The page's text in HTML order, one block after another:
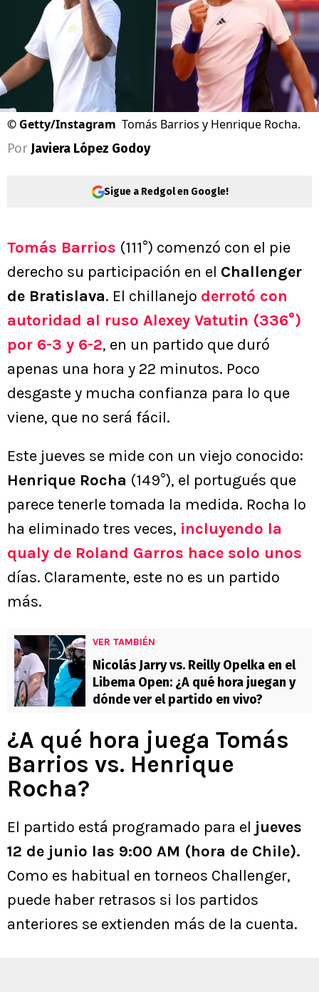
© Getty/Instagram Tomás Barrios y Henrique Rocha.
Por Javiera López Godoy
Sigue a Redgol en Google!
Tomás Barrios (111°) comenzó con el pie
derecho su participación en el Challenger
de Bratislava. El chillanejo derrotó con
autoridad al ruso Alexey Vatutin (336°)
por 6-3 y 6-2, en un partido que duró
apenas una hora y 22 minutos. Poco
desgaste y mucha confianza para lo que
viene, que no será fácil.
Este jueves se mide con un viejo conocido:
Henrique Rocha (149°), el portugués que
parece tenerle tomada la medida. Rocha lo
ha eliminado tres veces, incluyendo la
qualy de Roland Garros hace solo unos
días. Claramente, este no es un partido
más.
VER TAMBIÉN
Nicolás Jarry vs. Reilly Opelka en el
Libema Open: ¿A qué hora juegan y
dónde ver el partido en vivo?
¿A qué hora juega Tomás
Barrios vs. Henrique
Rocha?
El partido está programado para el jueves
12 de junio las 9:00 AM (hora de Chile).
Como es habitual en torneos Challenger,
puede haber retrasos si los partidos
anteriores se extienden más de la cuenta.